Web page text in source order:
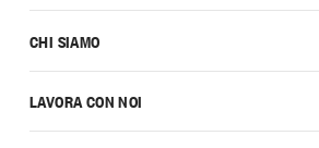
CHI SIAMO
LAVORA CON NOI